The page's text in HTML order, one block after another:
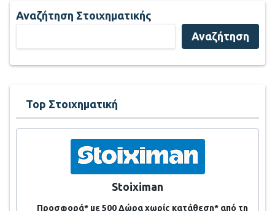
Αναζήτηση Στοιχηματικής
Αναζήτηση
Top Στοιχηματική
Stoiximan
Προσφορά* με 500 Δώρα χωρίς κατάθεση* από τη